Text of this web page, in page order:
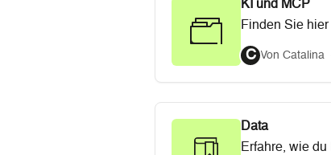
KI und MCP
Finden Sie
C Von Catalina
Data
Erfahre, wie